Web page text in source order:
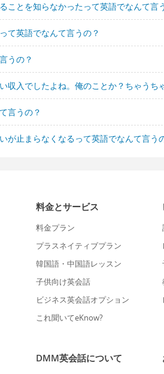
ことを知らなかったって英語でなんて言
て英語でなんて言うの？
うの？
収入でしたよね。俺のことか？ちゃうち
言うの？
が止まらなくなるって英語でなんて言う
料金とサービス
料金プラン
プラスネイティブプラン
韓国語・中国語レッスン
子供向け英会話
ビジネス英会話オプション
これ聞いてeKnow?
DMM英会話について